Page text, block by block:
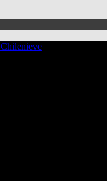
Chilenieve